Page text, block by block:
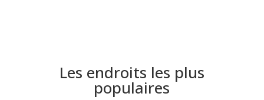
Les endroits les plus
populaires